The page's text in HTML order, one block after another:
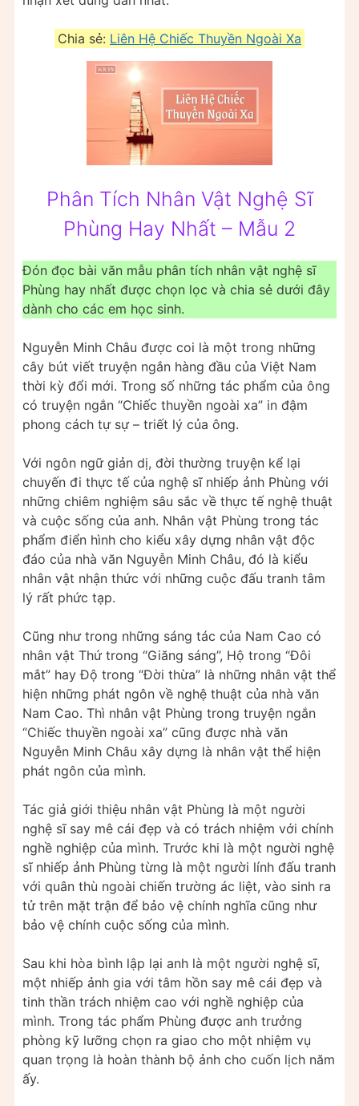
Chia sẻ: Liên Hệ Chiếc Thuyền Ngoài Xa
Phân Tích Nhân Vật Nghệ Sĩ
Phùng Hay Nhất – Mẫu 2
Đón đọc bài văn mẫu phân tích nhân vật nghệ sĩ
Phùng hay nhất được chọn lọc và chia sẻ dưới đây
dành cho các em học sinh.
Nguyễn Minh Châu được coi là một trong những
cây bút viết truyện ngắn hàng đầu của Việt Nam
thời kỳ đổi mới. Trong số những tác phẩm của ông
có truyện ngắn “Chiếc thuyền ngoài xa” in đậm
phong cách tự sự – triết lý của ông.
Với ngôn ngữ giản dị, đời thường truyện kể lại
chuyến đi thực tế của nghệ sĩ nhiếp ảnh Phùng với
những chiêm nghiệm sâu sắc về thực tế nghệ thuật
và cuộc sống của anh. Nhân vật Phùng trong tác
phẩm điển hình cho kiểu xây dựng nhân vật độc
đáo của nhà văn Nguyễn Minh Châu, đó là kiểu
nhân vật nhận thức với những cuộc đấu tranh tâm
lý rất phức tạp.
Cũng như trong những sáng tác của Nam Cao có
nhân vật Thứ trong “Giăng sáng”, Hộ trong “Đôi
mắt” hay Độ trong “Đời thừa” là những nhân vật thể
hiện những phát ngôn về nghệ thuật của nhà văn
Nam Cao. Thì nhân vật Phùng trong truyện ngắn
“Chiếc thuyền ngoài xa” cũng được nhà văn
Nguyễn Minh Châu xây dựng là nhân vật thể hiện
phát ngôn của mình.
Tác giả giới thiệu nhân vật Phùng là một người
nghệ sĩ say mê cái đẹp và có trách nhiệm với chính
nghề nghiệp của mình. Trước khi là một người nghệ
sĩ nhiếp ảnh Phùng từng là một người lính đấu tranh
với quân thù ngoài chiến trường ác liệt, vào sinh ra
tử trên mặt trận để bảo vệ chính nghĩa cũng như
bảo vệ chính cuộc sống của mình.
Sau khi hòa bình lập lại anh là một người nghệ sĩ,
một nhiếp ảnh gia với tâm hồn say mê cái đẹp và
tinh thần trách nhiệm cao với nghề nghiệp của
mình. Trong tác phẩm Phùng được anh trưởng
phòng kỹ lưỡng chọn ra giao cho một nhiệm vụ
quan trọng là hoàn thành bộ ảnh cho cuốn lịch năm
ấy.